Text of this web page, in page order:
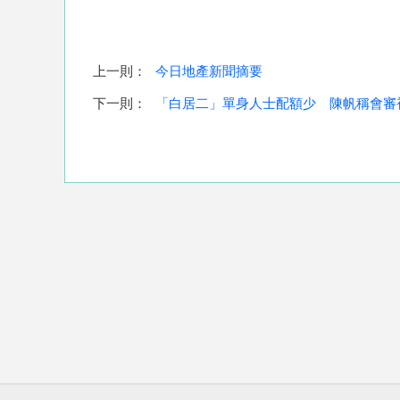
上一則： 今日地產新聞摘要
下一則： 「白居二」單身人士配額少 陳帆稱會審